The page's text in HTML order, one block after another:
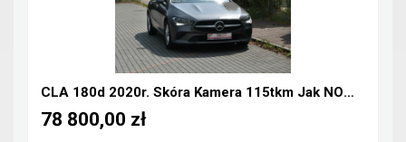
CLA 180d 2020r. Skóra Kamera 115tkm Jak NOWY Polec...
78 800,00 zł